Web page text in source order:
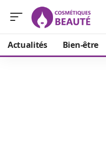
Actualités Bien-être